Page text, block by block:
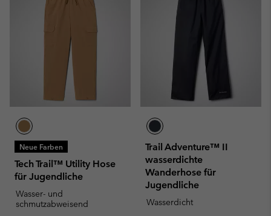
Neue Farben
Tech Trail™ Utility Hose
für Jugendliche
Wasser- und
schmutzabweisend
Trail Adventure™ II
wasserdichte
Wanderhose für
Jugendliche
Wasserdicht